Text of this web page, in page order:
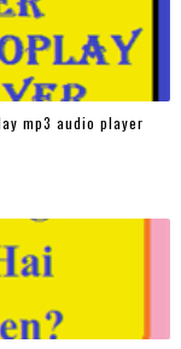
mp3 audio player